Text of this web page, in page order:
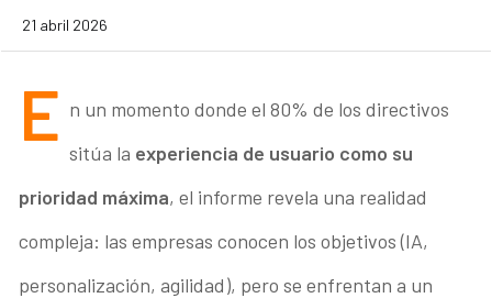
21 abril 2026
E n un momento donde el 80% de los directivos
sitúa la experiencia de usuario como su
prioridad máxima, el informe revela una realidad
compleja: las empresas conocen los objetivos (IA,
personalización, agilidad), pero se enfrentan a un